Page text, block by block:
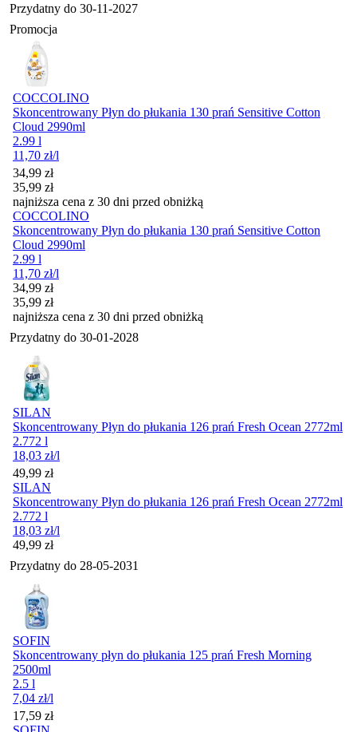
Przydatny do 30-11-2027
Promocja
COCCOLINO
Skoncentrowany Płyn do płukania 130 prań Sensitive Cotton
Cloud 2990ml
2.99 l
11,70 zł/l
Cena promocyjna
34,99 zł
35,99 zł
najniższa cena z 30 dni przed obniżką
COCCOLINO
Skoncentrowany Płyn do płukania 130 prań Sensitive Cotton
Cloud 2990ml
2.99 l
11,70 zł/l
Cena promocyjna
34,99 zł
35,99 zł
najniższa cena z 30 dni przed obniżką
Przydatny do 30-01-2028
SILAN
Skoncentrowany Płyn do płukania 126 prań Fresh Ocean 2772ml
2.772 l
18,03 zł/l
Cena
49,99 zł
SILAN
Skoncentrowany Płyn do płukania 126 prań Fresh Ocean 2772ml
2.772 l
18,03 zł/l
Cena
49,99 zł
Przydatny do 28-05-2031
SOFIN
Skoncentrowany płyn do płukania 125 prań Fresh Morning
2500ml
2.5 l
7,04 zł/l
Cena
17,59 zł